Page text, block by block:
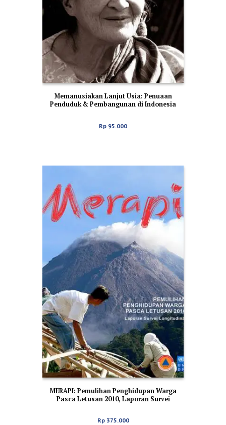
Memanusiakan Lanjut Usia: Penuaan
Penduduk & Pembangunan di Indonesia
Rp 95.000
MERAPI: Pemulihan Penghidupan Warga
Pasca Letusan 2010, Laporan Survei
Rp375.000